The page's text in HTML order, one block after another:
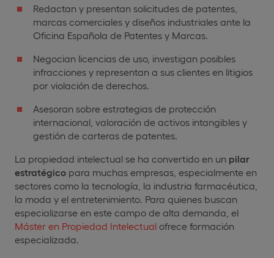
Redactan y presentan solicitudes de patentes,
marcas comerciales y diseños industriales ante la
Oficina Española de Patentes y Marcas.
Negocian licencias de uso, investigan posibles
infracciones y representan a sus clientes en litigios
por violación de derechos.
Asesoran sobre estrategias de protección
internacional, valoración de activos intangibles y
gestión de carteras de patentes.
La propiedad intelectual se ha convertido en un pilar
estratégico para muchas empresas, especialmente en
sectores como la tecnología, la industria farmacéutica,
la moda y el entretenimiento. Para quienes buscan
especializarse en este campo de alta demanda, el
Máster en Propiedad Intelectual ofrece formación
especializada.